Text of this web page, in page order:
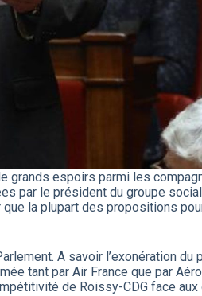
grands espoirs parmi les
par le président du groupe
la plupart des propositions
A savoir l’exonération du
tant par Air France que par
de Roissy-CDG face aux